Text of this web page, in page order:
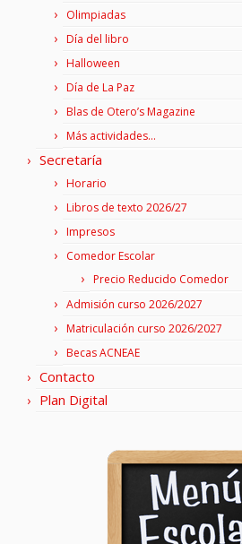
Olimpiadas
Día del libro
Halloween
Día de La Paz
Blas de Otero’s Magazine
Más actividades…
Secretaría
Horario
Libros de texto 2026/27
Impresos
Comedor Escolar
Precio Reducido Comedor
Admisión curso 2026/2027
Matriculación curso 2026/2027
Becas ACNEAE
Contacto
Plan Digital